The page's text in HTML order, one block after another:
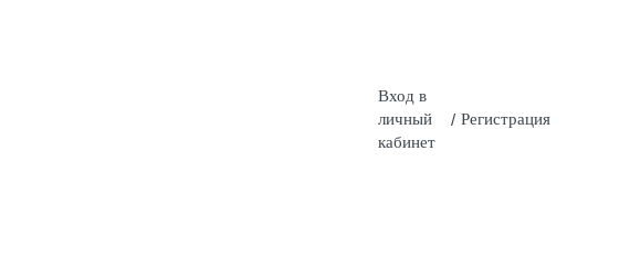
Вход в
личный
кабинет
/ Регистрация